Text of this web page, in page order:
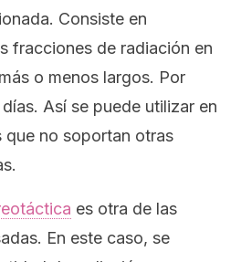
Consiste en
fracciones de radiación en
o menos largos. Por
Así se puede utilizar en
que no soportan otras
es otra de las
En este caso, se